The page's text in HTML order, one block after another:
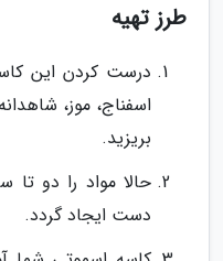
طرز تهیه
درست کردن این
اسفناج، موز،
بریزید.
حالا مواد را دو
دست ایجاد گردد.